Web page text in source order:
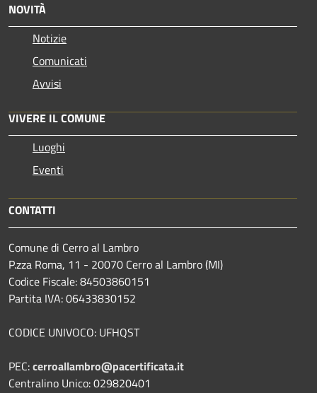
NOVITÀ
Notizie
Comunicati
Avvisi
VIVERE IL COMUNE
Luoghi
Eventi
CONTATTI
Comune di Cerro al Lambro
P.zza Roma, 11 - 20070 Cerro al Lambro (MI)
Codice Fiscale: 84503860151
Partita IVA: 06433830152
CODICE UNIVOCO: UFHQST
PEC:cerroallambro@pacertificata.it
Centralino Unico: 029820401